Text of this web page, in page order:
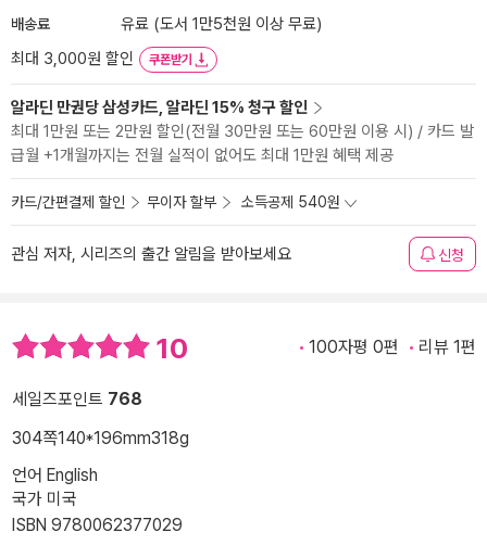
배송료
유료 (도서 1만5천원 이상 무료)
최대 3,000원 할인
쿠폰받기
알라딘 만권당 삼성카드, 알라딘 15% 청구 할인
최대 1만원 또는 2만원 할인(전월 30만원 또는 60만원 이용 시) / 카드 발
급월 +1개월까지는 전월 실적이 없어도 최대 1만원 혜택 제공
카드/간편결제 할인 무이자 할부 소득공제 540원
관심 저자, 시리즈의 출간 알림을 받아보세요 신청
10 100자평 0편 리뷰 1편
세일즈포인트 768
304쪽140*196mm318g
언어 English
국가 미국
ISBN 9780062377029